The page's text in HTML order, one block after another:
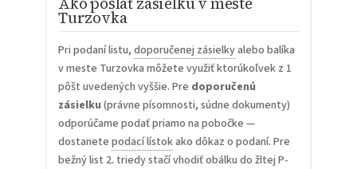
Turzovka
Pri podaní listu, doporučenej zásielkyalebo balíka
v meste Turzovka môžete využiť ktorúkoľvek z 1
pôšt uvedených vyššie. Pre doporučenú
zásielku (právne písomnosti, súdne dokumenty)
odporúčame podať priamo na pobočke —
dostanete podací lístokako dôkaz o podaní. Pre
bežný list 2. triedy stačí vhodiť obálku do žltej P-